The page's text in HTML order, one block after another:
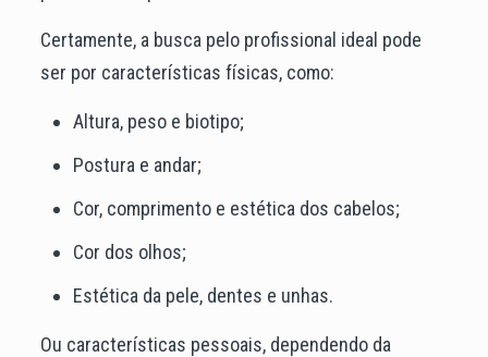
Certamente, a busca pelo profissional ideal pode
ser por características físicas, como:
Altura, peso e biotipo;
Postura e andar;
Cor, comprimento e estética dos cabelos;
Cor dos olhos;
Estética da pele, dentes e unhas.
Ou características pessoais, dependendo da